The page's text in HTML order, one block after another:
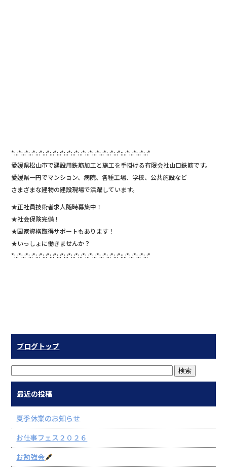
*:.:*:.:*:.:*:.:*:.:*:.:*:.:*:.:*:.:*:.:*:.:*:.:*:.:*:.:*:.:*::.:*:.:*:.:*:.:*
愛媛県松山市で建設用鉄筋加工と施工を手掛ける有限会社山口鉄筋です。
愛媛県一円でマンション、病院、各種工場、学校、公共施設など
さまざまな建物の建設現場で活躍しています。
★正社員技術者求人随時募集中！
★社会保険完備！
★国家資格取得サポートもあります！
★いっしょに働きませんか？
*:.:*:.:*:.:*:.:*:.:*:.:*:.:*:.:*:.:*:.:*:.:*:.:*:.:*:.:*:.:*::.:*:.:*:.:*:.:*
ブログトップ
最近の投稿
夏季休業のお知らせ
お仕事フェス２０２６
お勉強会